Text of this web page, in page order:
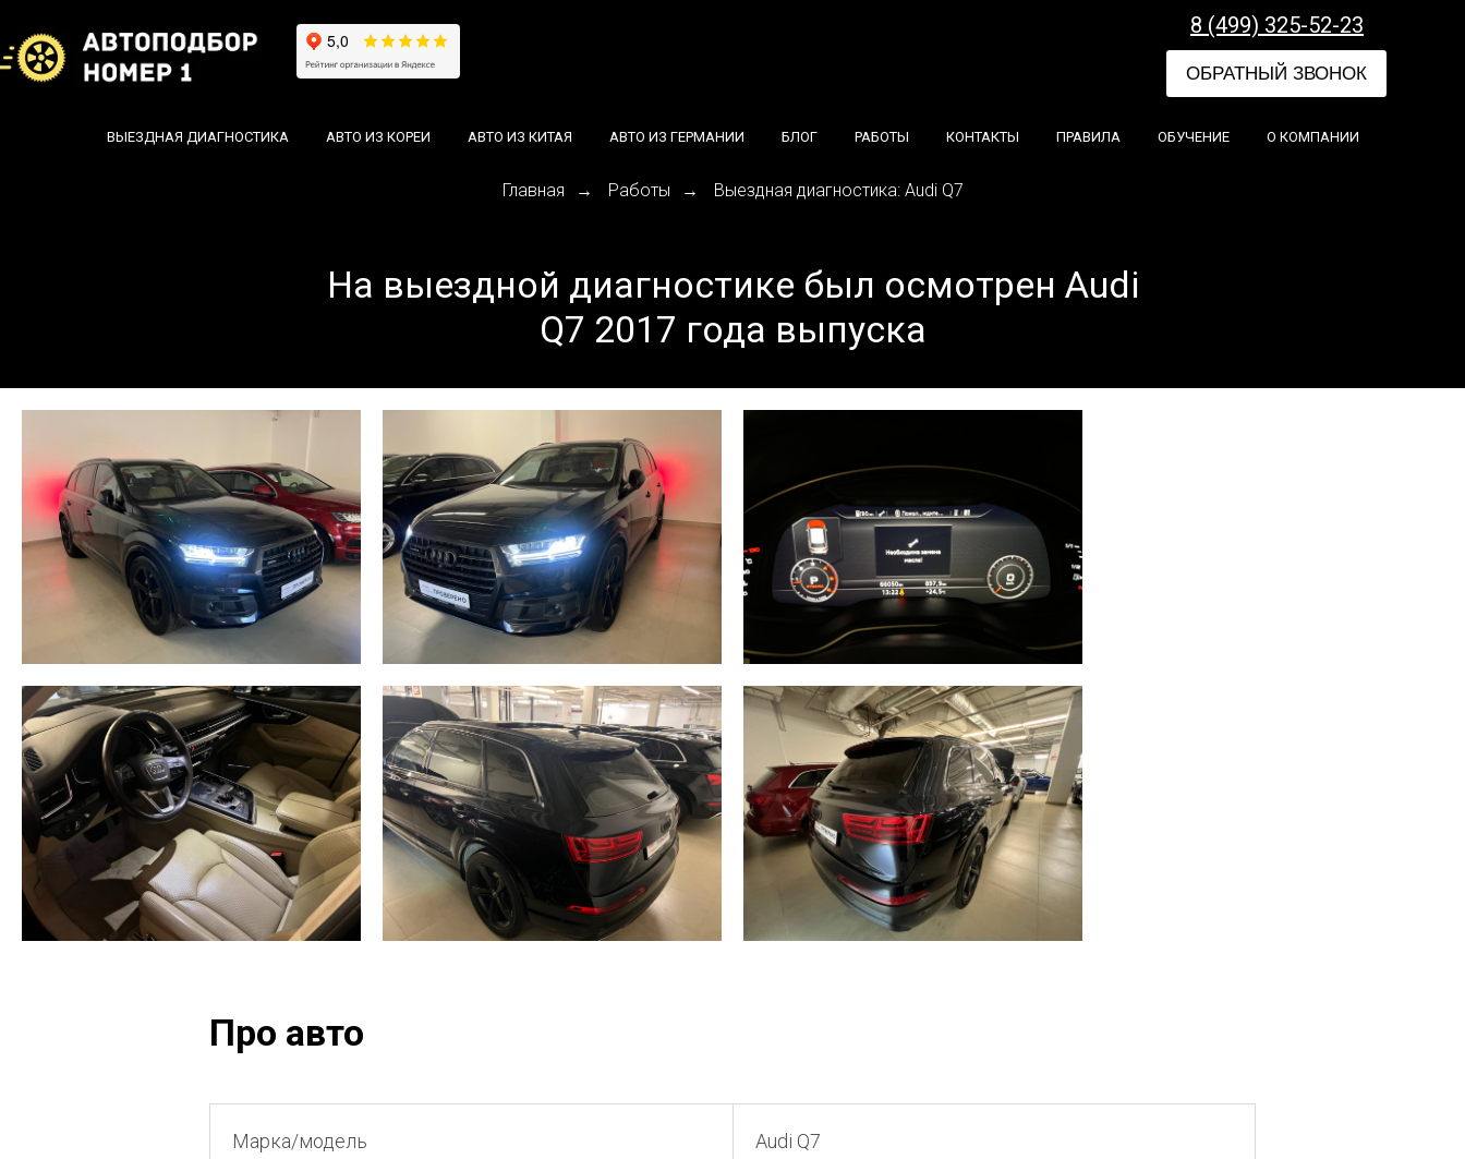
ОБРАТНЫЙ ЗВОНОК
8 (499) 325-52-23
+7 (965) 264-48-89
ВЫЕЗДНАЯ ДИАГНОСТИКА АВТО ИЗ КОРЕИ АВТО ИЗ КИТАЯ АВТО ИЗ ГЕРМАНИИ БЛОГ РАБОТЫ КОНТАКТЫ ПРАВИЛА ОБУЧЕНИЕ О КОМПАНИИ
Главная → Работы → Выездная диагностика: Audi Q7
На выездной диагностике был осмотрен Audi
Q7 2017 года выпуска
Про авто
Марка/модель Audi Q7